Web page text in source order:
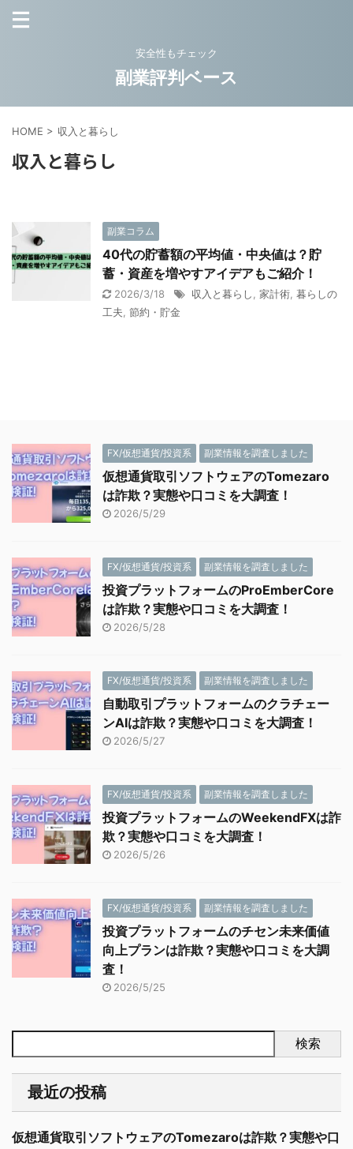
安全性もチェック
副業評判ベース
HOME > 収入と暮らし
収入と暮らし
副業コラム
40代の貯蓄額の平均値・中央値は？貯
蓄・資産を増やすアイデアもご紹介！
2026/3/18 収入と暮らし 家計術 暮らしの
工夫 節約・貯金
FX/仮想通貨/投資系 副業情報を調査しました
仮想通貨取引ソフトウェアのTomezaro
は詐欺？実態や口コミを大調査！
2026/5/29
FX/仮想通貨/投資系 副業情報を調査しました
投資プラットフォームのProEmberCore
は詐欺？実態や口コミを大調査！
2026/5/28
FX/仮想通貨/投資系 副業情報を調査しました
自動取引プラットフォームのクラチェー
ンAIは詐欺？実態や口コミを大調査！
2026/5/27
FX/仮想通貨/投資系 副業情報を調査しました
投資プラットフォームのWeekendFXは詐
欺？実態や口コミを大調査！
2026/5/26
FX/仮想通貨/投資系 副業情報を調査しました
投資プラットフォームのチセン未来価値
向上プランは詐欺？実態や口コミを大調
査！
2026/5/25
検索
最近の投稿
仮想通貨取引ソフトウェアのTomezaroは詐欺？実態や口